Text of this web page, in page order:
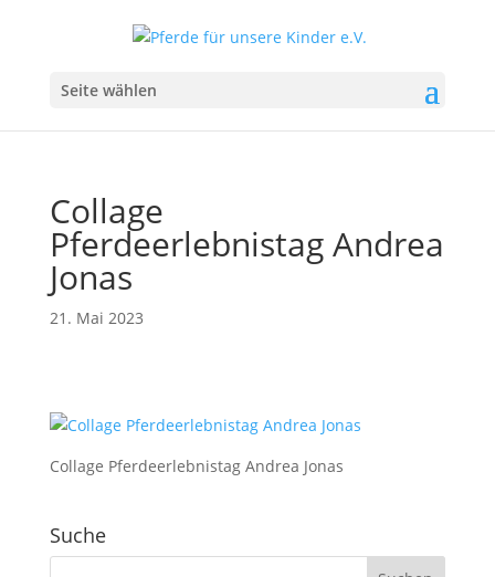
Seite wählen
Collage
Pferdeerlebnistag Andrea
Jonas
21. Mai 2023
Collage Pferdeerlebnistag Andrea Jonas
Suche